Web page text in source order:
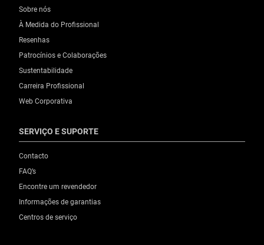
Sobre nós
À Medida do Profissional
Resenhas
Patrocínios e Colaborações
Sustentabilidade
Carreira Profissional
Web Corporativa
SERVIÇO E SUPORTE
Contacto
FAQ’s
Encontre um revendedor
Informações de garantias
Centros de serviço